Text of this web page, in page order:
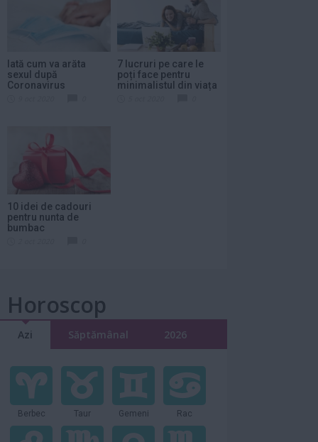
Iată cum va arăta
sexul după
Coronavirus
7 lucruri pe care le
poți face pentru
minimalistul din viața
10 idei de cadouri
pentru nunta de
bumbac
Horoscop
Azi Săptămânal 2026
Berbec Taur Gemeni Rac